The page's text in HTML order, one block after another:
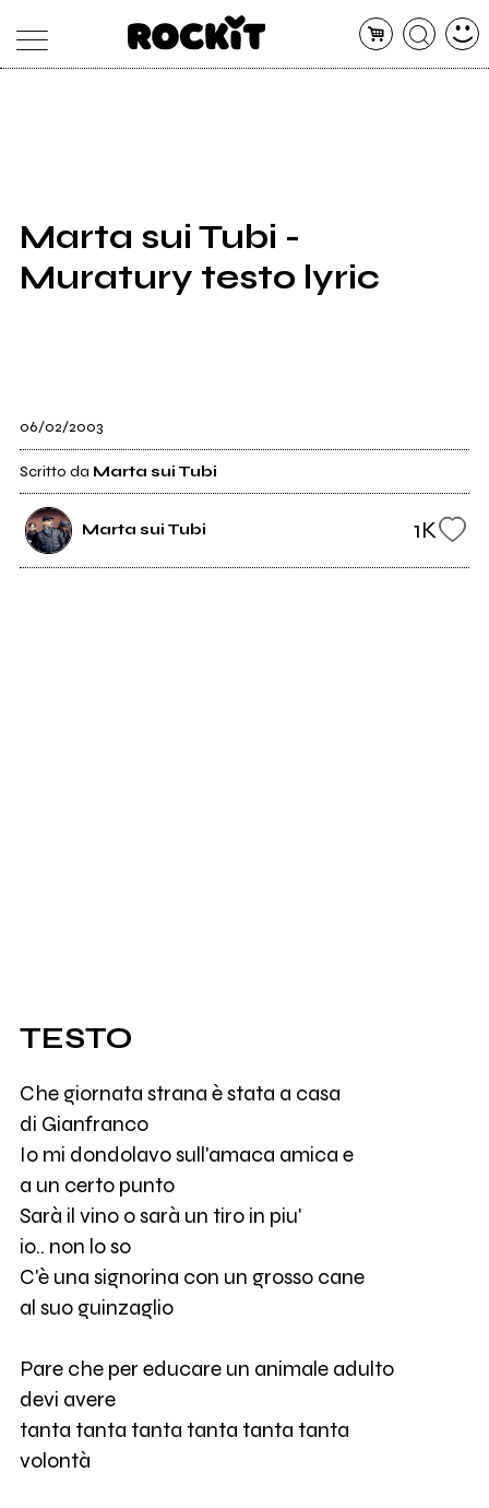
SHOP
RADIO
Marta sui Tubi -
Muratury testo lyric
06/02/2003
Scritto da Marta sui Tubi
Marta sui Tubi 1K
TESTO
Che giornata strana è stata a casa
di Gianfranco
Io mi dondolavo sull'amaca amica e
a un certo punto
Sarà il vino o sarà un tiro in piu'
io.. non lo so
C'è una signorina con un grosso cane
al suo guinzaglio
Pare che per educare un animale adulto
devi avere
tanta tanta tanta tanta tanta tanta
volontà